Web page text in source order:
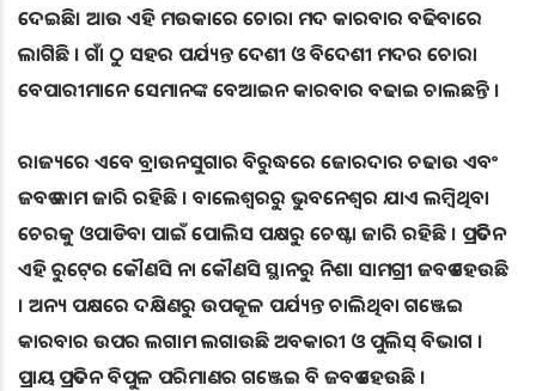
ଦେଇଛି। ଆଉ ଏହି ମଉକାରେ ଚୋରା ମଦ କାରବାର ବଢିବାରେ
ଲାଗିଛି । ଗାଁ ଠୁ ସହର ପର୍ଯ୍ୟନ୍ତ ଦେଶୀ ଓ ବିଦେଶୀ ମଦର ଚୋରା
ବେପାରୀମାନେ ସେମାନଙ୍କ ବେଆଇନ କାରବାର ବଢାଇ ଚାଲଛନ୍ତି ।
ରାଜ୍ୟରେ ଏବେ ବ୍ରାଉନସୁଗାର ବିରୁଦ୍ଧରେ ଜୋରଦାର ଚଢାଉ ଏବଂ
ଜବତ କାମ ଜାରି ରହିଛି । ବାଲେଶ୍ୱରରୁ ଭୁବନେଶ୍ୱର ଯାଏ ଲମ୍ବିଥିବା
ଚେରକୁ ଓପାଡିବା ପାଇଁ ପୋଲିସ ପକ୍ଷରୁ ଚେଷ୍ଟା ଜାରି ରହିଛି । ପ୍ରତିଦିନ
ଏହି ରୁଟ୍‍ରେ କୌଣସି ନା କୌଣସି ସ୍ଥାନରୁ ନିଶା ସାମଗ୍ରୀ ଜବତ ହେଉଛି
। ଅନ୍ୟ ପକ୍ଷରେ ଦକ୍ଷିଣରୁ ଉପକୂଳ ପର୍ଯ୍ୟନ୍ତ ଚାଲିଥିବା ଗଞ୍ଜେଇ
କାରବାର ଉପର ଲଗାମ ଲଗାଉଛି ଅବକାରୀ ଓ ପୁଲିସ୍‍ ବିଭାଗ ।
ପ୍ରାୟ ପ୍ରତଦିନ ବିପୁଳ ପରିମାଣର ଗଞ୍ଜେଇ ବି ଜବତ ହେଉଛି ।